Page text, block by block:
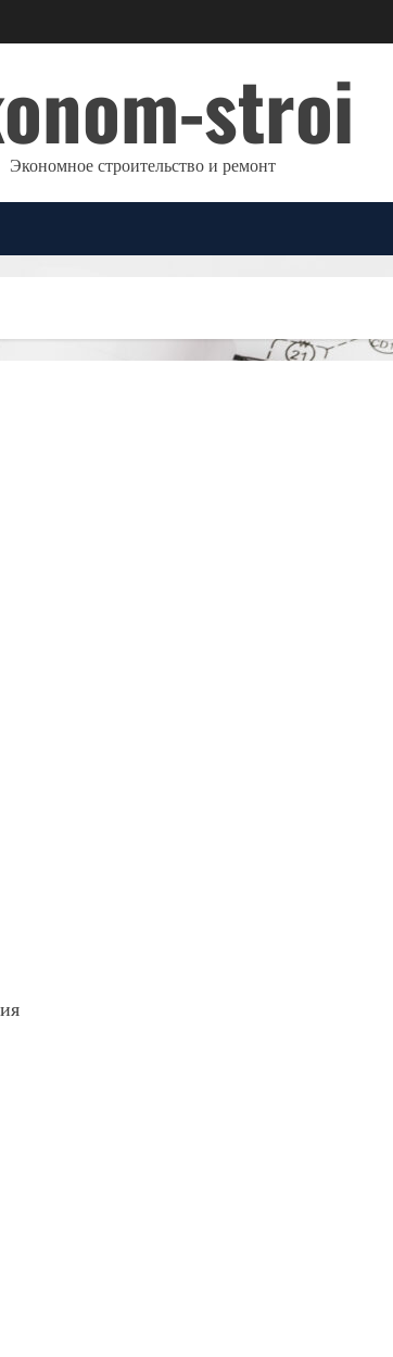
stroi
Экономное строительство и ремонт